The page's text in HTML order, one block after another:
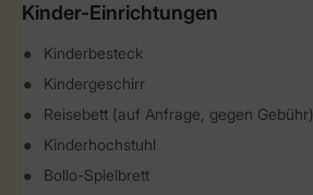
Kinder-Einrichtungen
Kinderbesteck
Kindergeschirr
Reisebett (auf Anfrage, gegen Gebühr)
Kinderhochstuhl
Bollo-Spielbrett